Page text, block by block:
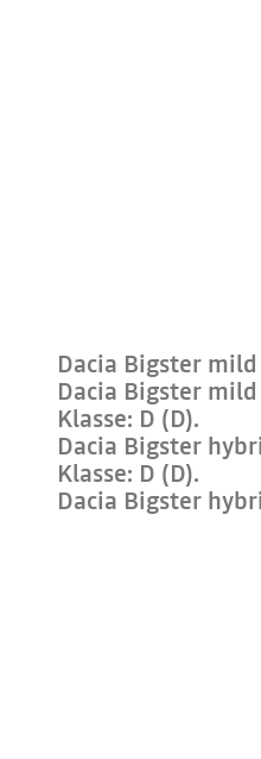
Dacia Bigster
Dacia Bigster
Klasse: D (D).
Dacia Bigster
Klasse: D (D).
Dacia Bigster